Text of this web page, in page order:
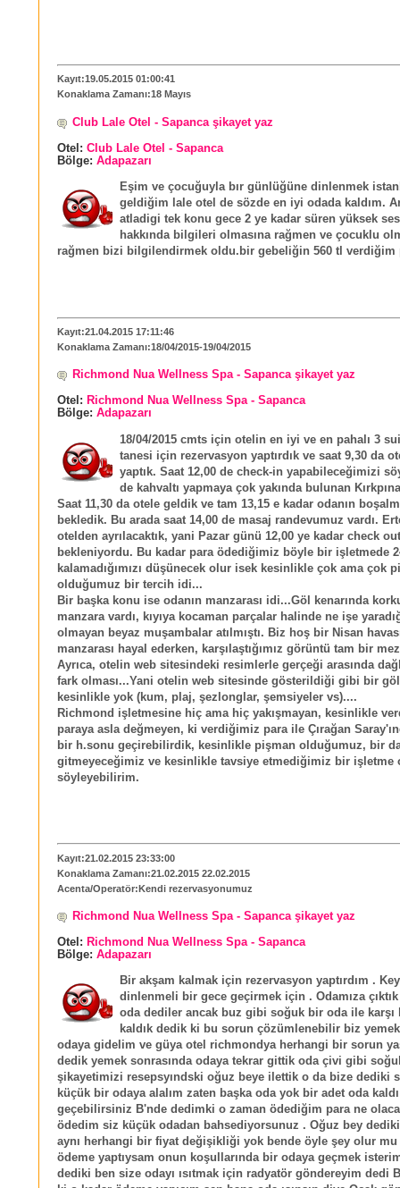
Kayıt:19.05.2015 01:00:41
Konaklama Zamanı:18 Mayıs
Club Lale Otel - Sapanca şikayet yaz
Otel: Club Lale Otel - Sapanca
Bölge: Adapazarı
Eşim ve çocuğuyla bır günlüğüne dinlenmek
geldiğim lale otel de sözde en iyi odada kaldım.
atladigi tek konu gece 2 ye kadar süren yüksek
hakkında bilgileri olmasına rağmen ve çocuklu
rağmen bizi bilgilendirmek oldu.bir gebeliğin 560 tl verdiğim
Kayıt:21.04.2015 17:11:46
Konaklama Zamanı:18/04/2015-19/04/2015
Richmond Nua Wellness Spa - Sapanca şikayet yaz
Otel: Richmond Nua Wellness Spa - Sapanca
Bölge: Adapazarı
18/04/2015 cmts için otelin en iyi ve en pahalı 3
tanesi için rezervasyon yaptırdık ve saat 9,30 da
yaptık. Saat 12,00 de check-in yapabileceğimizi
de kahvaltı yapmaya çok yakında bulunan
Saat 11,30 da otele geldik ve tam 13,15 e kadar odanın
bekledik. Bu arada saat 14,00 de masaj randevumuz vardı.
otelden ayrılacaktık, yani Pazar günü 12,00 ye kadar check
bekleniyordu. Bu kadar para ödediğimiz böyle bir işletmede
kalamadığımızı düşünecek olur isek kesinlikle çok ama çok
olduğumuz bir tercih idi...
Bir başka konu ise odanın manzarası idi...Göl kenarında
manzara vardı, kıyıya kocaman parçalar halinde ne işe
olmayan beyaz muşambalar atılmıştı. Biz hoş bir Nisan
manzarası hayal ederken, karşılaştığımız görüntü tam bir
Ayrıca, otelin web sitesindeki resimlerle gerçeği arasında
fark olması...Yani otelin web sitesinde gösterildiği gibi bir
kesinlikle yok (kum, plaj, şezlonglar, şemsiyeler vs)....
Richmond işletmesine hiç ama hiç yakışmayan, kesinlikle
paraya asla değmeyen, ki verdiğimiz para ile Çırağan
bir h.sonu geçirebilirdik, kesinlikle pişman olduğumuz, bir
gitmeyeceğimiz ve kesinlikle tavsiye etmediğimiz bir işletme
söyleyebilirim.
Kayıt:21.02.2015 23:33:00
Konaklama Zamanı:21.02.2015 22.02.2015
Acenta/Operatör:Kendi rezervasyonumuz
Richmond Nua Wellness Spa - Sapanca şikayet yaz
Otel: Richmond Nua Wellness Spa - Sapanca
Bölge: Adapazarı
Bir akşam kalmak için rezervasyon yaptırdım .
dinlenmeli bir gece geçirmek için . Odamıza
oda dediler ancak buz gibi soğuk bir oda ile karşı
kaldık dedik ki bu sorun çözümlenebilir biz
odaya gidelim ve güya otel richmondya herhangi bir sorun
dedik yemek sonrasında odaya tekrar gittik oda çivi gibi
şikayetimizi resepsyındski oğuz beye ilettik o da bize dediki
küçük bir odaya alalım zaten başka oda yok bir adet oda
geçebilirsiniz B'nde dedimki o zaman ödediğim para ne
ödedim siz küçük odadan bahsediyorsunuz . Oğuz bey dediki
aynı herhangi bir fiyat değişikliği yok bende öyle şey olur mu
ödeme yaptıysam onun koşullarında bir odaya geçmek
dediki ben size odayı ısıtmak için radyatör göndereyim dedi